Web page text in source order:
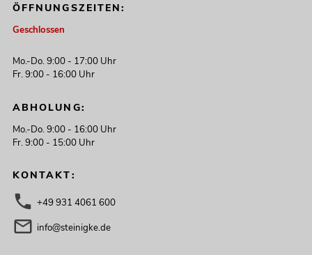
ÖFFNUNGSZEITEN:
Geschlossen
Mo.-Do. 9:00 - 17:00 Uhr
Fr. 9:00 - 16:00 Uhr
ABHOLUNG:
Mo.-Do. 9:00 - 16:00 Uhr
Fr. 9:00 - 15:00 Uhr
KONTAKT:
+49 931 4061 600
info@steinigke.de